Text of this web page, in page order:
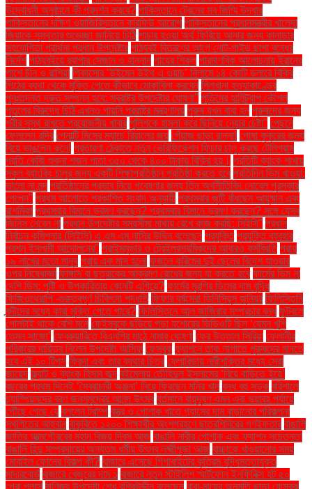
উদ্বোধনী অনুষ্ঠানে কী প্রদর্শন করবে? পাকিস্তানে ট্রেনের সব জিম্মি উদ্ধার
পাকিস্তানের দক্ষিণ ওয়াজিরিস্তানে কারফিউ আরোপ পাকিস্তানের প্রধানমন্ত্রীর খালেদা
জিয়াকে সুস্থতার শুভেচ্ছা জানিয়ে চিঠি পাচার হওয়া অর্থ ফিরিয়ে আনার জন্য কানাডার
সহযোগিতা প্রার্থনা প্রধান উপদেষ্টার পাঠ্যবই বিতরণের আগে নোট-গাইড ছাপা বন্ধের
নির্দেশ পাঠ্যবইয়ে র‍্যাপার সেজান ও হান্নান পায়ের শিকল পারমাণবিক আলোচনায় ইরানের
পাশে চীন ও রাশিয়া পিকাসোর ‘উইমেন উইথ এ ওয়াচ’ নিলামে ১৪ কোটি ডলারে বিক্রি
পিঠের ব্যথা থেকে মুক্তি পেতে কীভাবে মোকাবিলা করবেন পিলখানা হত্যাকাণ্ডের
পুনঃতদন্ত দ্রুত সম্পন্ন হবে: স্বরাষ্ট্র উপদেষ্টার ঘোষণা" পুতিনের হানিট্র্যাপ কৌশল
পুতুলের বিরুদ্ধে চিঠি এখনও পায়নি পররাষ্ট্র মন্ত্রণালয় পুরুষ যখন বাবা হন পুরুষদের জন্য
শরীর সুস্থ রাখতে প্রয়োজনীয় খাবার পুলিশকে হামলা করে ছিনিয়ে নেয়ার চেষ্টা" পেছনে
ফেললেন রদ্রি পেনাল্টি মিসের ম্যাচে রিয়ালের জয় পেঁয়াজ ছাড়া রান্না! পোষা কুকুরের জন্য
বিয়ে ভাঙলেন কনে! প্রতারণা ঠেকাতে নতুন ভেরিফিকেশন ফিচার চালু করছে টেলিগ্রাম
প্রতি কেজি শুকনা শজন পাতা ৩৫০ থেকে ৪০০ টাকায় বিক্রি হয়। প্রতিটি ব্যাংক শাখায়
স্কুল ব্যাংকিং চালুর জন্য একটি শিক্ষাপ্রতিষ্ঠান প্রতিষ্ঠা করতে হবে প্রতিদিন ডিম খাওয়া:
ভালো না মন্দ প্রতিষ্ঠানের প্রভাব নিয়ে গবেষণার জন্য তিন অর্থনীতিবিদ নোবেল পুরস্কার
পেলেন" প্রথম আলোতে প্রকাশিত সংবাদ অনুযায়ী প্রথমবার জুটি বাঁধছেন আয়ুষ্মান এবং
রাশমিকা প্রথমবার বিমানে ভ্রমণ করছেন? প্রথমবার বিমানে ভ্রমণ করছেন? সঙ্গে যেসব
জিনিস নেবেন না প্রধান উপদেষ্টার সময়সীমা মাথায় রেখে কাজ করছি: সিইসি" প্রধান
নির্বাচন কমিশনার (সিইসি) এ এম এম নাসির উদ্দিন বলেছেন প্রযুক্তি প্রযুক্তি ব্যবহার
প্রশ্ন ইসলামী আন্দোলনের" প্রাইমমুভার ও ট্রেইলরশ্রমিকদের আবারও কর্মবিরতি প্রায়
১৯ লাখের মতো মানুষ প্রায় এক মাস হলো ফজলে করিমের দুই ছেলের বিদেশ যাওয়ার
ওপর নিষেধাজ্ঞা ফাঙ্গাস বা ছত্রাকের আক্রমণ রোধের জন্য যা করতে হবে ফার্মের ডিম না
দেশি ডিম: পুষ্টি ও উপকারিতায় কোনটি এগিয়ে? ফার্মের মুরগির ডিমের দাম বৃদ্ধি
ফিজিওথেরাপি -গুরুত্বপূর্ণ চিকিৎসা পদ্ধতি ফিফার বর্ষসেরা ভিনিসিয়ুস জুনিয়র ফিলিস্তিনি
বন্দীদের মধ্যে কারা মুক্তি পেতে পারে? ফিলিস্তিনে আল জাজিরার সম্প্রচার বন্ধ ফুটবলে
গোলটাই থাকে বেশি মনে ফেইসবুকে ছড়িয়ে পড়া যশোরের ভিডিওটি ছিল ‘যেমন খুশি
তেমন সাজো’ ফেব্রুয়ারিতে বিএনপির মাঠে নামার ঘোষণা ফের উত্তাল সিরিয়া ফেলানীর
পরিবারের দায়িত্ব নিলেন উপদেষ্টা আসিফ ফেসবুক ফ্যাশনে তাক লাগাতে পুরুষদের মানতে
হবে এই ১০ টিপস ফ্রিদা এবং তার ব্যথার চিত্র ফ্লোরিডায় নারীশক্তির মধ্যে সেরা
জায়েদ ফ্ল্যাট ও ব্যাংক হিসাব জব্দ বইমেলায় তৌহিদুল ইসলামের ‘বিয়ে বাড়িতে ইয়ে’
বছরের প্রথম দিনেই ‘স্বৈরাচারী অঞ্জনা’ নিয়ে ফিরছেন মনির খান বন্ধ বহু সড়ক বরিশালে
চ্যাম্পিয়নদের বরণ জনসমুদ্রের আনন্দ উৎসব বর্তমানে বায়ুদূষণ এমন এক ভয়াবহ পর্যায়ে
পৌঁছে গেছে যে বললেন ট্রাম্প বস্ত্র ও পোশাক খাতে গ্যাসের দাম বাড়ানোর পরিকল্পনা
স্থগিতের আহ্বান বাকৃবিতে ১২০০ শিক্ষার্থীর অংশগ্রহণে ছাত্রশিবিরের গণইফতার বাঙালি
জাতির আত্মগৌরবের মহান বিজয় দিবস আজ বাঙালি নারীর পোশাক এবং ফ্যাশন সচেতনতা
বাঙালি হিন্দু সম্প্রদায়ের অন্যতম ধর্মীয় উৎসব লক্ষ্মীপূজা আজ বাচ্চাকে খাওয়ানোর সময়
মোবাইল ফোনের বিকল্প কী? বাজারে এসেছে গিগাবাইটের কৃত্রিম বুদ্ধিমত্তাযুক্ত
মাদারবোর্ড বাজারে খেজুরের দাম ১ বাজারে নতুন স্টাইলিশ স্মার্টফোন ইনফিনিক্স হট ৫০
প্রো প্লাস বাণিজ্য উপদেষ্টা শেখ বশিরউদ্দীন বলেছেন বাবা-মায়ের অনুমতি ছাড়া ফেসবুক